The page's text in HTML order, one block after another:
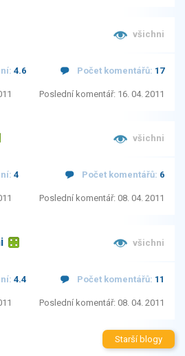
všichni
4.6 Počet komentářů: 17
Poslední komentář: 16. 04. 2011
všichni
4 Počet komentářů: 6
Poslední komentář: 08. 04. 2011
všichni
4.4 Počet komentářů: 11
Poslední komentář: 08. 04. 2011
Starší blogy